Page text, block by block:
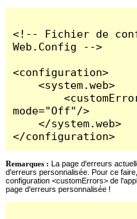
<!-- Fichier de
Web.Config -->
<configuration>
    <system.web>
        <customErrors
mode="Off"/>
    </system.web>
</configuration>
Remarques : La page d'erreurs
d'erreurs personnalisée. Pour ce
configuration <customErrors> de
page d'erreurs personnalisée !